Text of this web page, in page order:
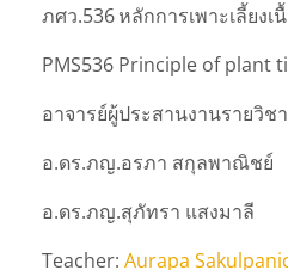
ภศว.536หลักการเพาะเลี้ยงเ
PMS536 Principle of plant
อาจารย์ผู้ประสานงานรายวิชา
อ.ดร.ภญ.อรภา สกุลพาณิชย์
อ.ดร.ภญ.สุภัทรา แสงมาลี
Teacher: Aurapa